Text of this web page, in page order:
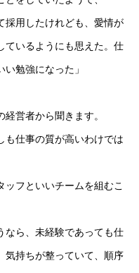
採用したけれども、愛情が
ているようにも思えた。仕
勉強になった」
営者から聞きます。
も仕事の質が高いわけでは
ッフといいチームを組むこ
なら、未経験であっても仕
気持ちが整っていて、順序